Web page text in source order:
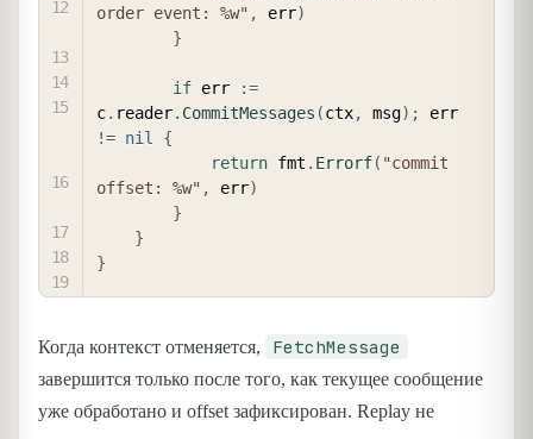
order event: %w" , err)
}
if err
:=
c. reader. CommitMessages (ctx, msg) ;
!= nil
{
return fmt . Errorf( "commit
offset: %w" , err)
}
}
}
Когда контекст отменяется, FetchMessage
завершится только после того, как текущее сообщение
уже обработано и offset зафиксирован. Replay не